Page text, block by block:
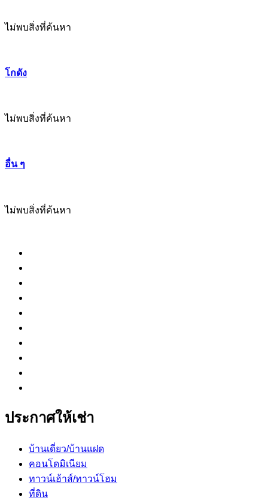
ไม่พบสิ่งที่ค้นหา
โกดัง
ไม่พบสิ่งที่ค้นหา
อื่น ๆ
ไม่พบสิ่งที่ค้นหา
ประกาศให้เช่า
บ้านเดี่ยว/บ้านแฝด
คอนโดมิเนียม
ทาวน์เฮ้าส์/ทาวน์โฮม
ที่ดิน